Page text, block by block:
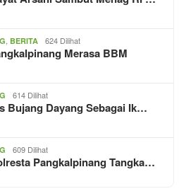
BERITA 624 Dilihat
Merasa BBM
614 Dilihat
Bujang Dayang Sebagai Ik…
609 Dilihat
Pangkalpinang Tangka…